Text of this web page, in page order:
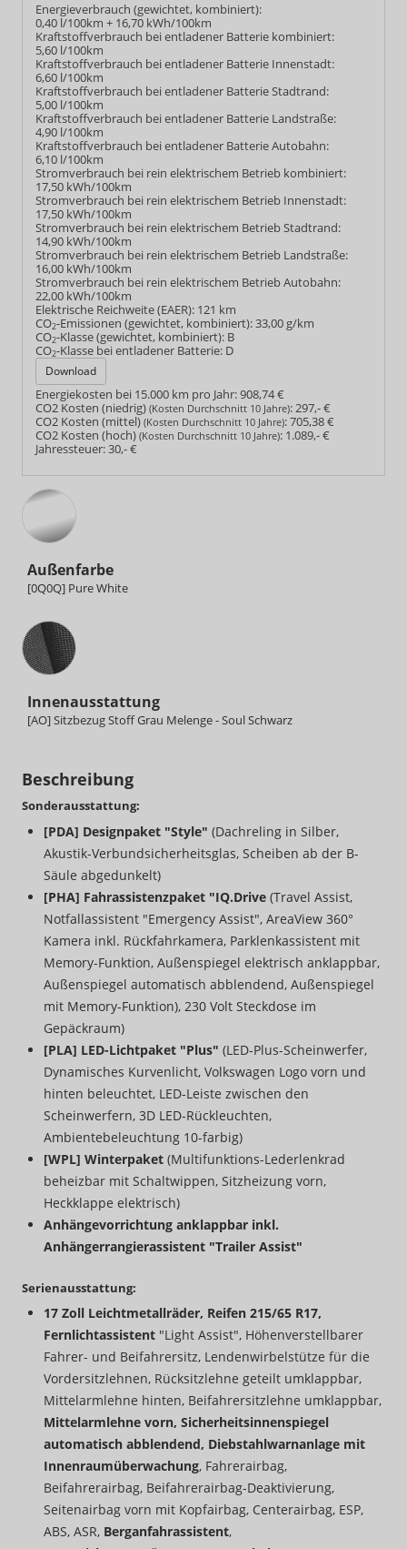
Energieverbrauch (gewichtet, kombiniert):
0,40 l/100km + 16,70 kWh/100km
Kraftstoffverbrauch bei entladener Batterie kombiniert:
5,60 l/100km
Kraftstoffverbrauch bei entladener Batterie Innenstadt:
6,60 l/100km
Kraftstoffverbrauch bei entladener Batterie Stadtrand:
5,00 l/100km
Kraftstoffverbrauch bei entladener Batterie Landstraße:
4,90 l/100km
Kraftstoffverbrauch bei entladener Batterie Autobahn:
6,10 l/100km
Stromverbrauch bei rein elektrischem Betrieb kombiniert:
17,50 kWh/100km
Stromverbrauch bei rein elektrischem Betrieb Innenstadt:
17,50 kWh/100km
Stromverbrauch bei rein elektrischem Betrieb Stadtrand:
14,90 kWh/100km
Stromverbrauch bei rein elektrischem Betrieb Landstraße:
16,00 kWh/100km
Stromverbrauch bei rein elektrischem Betrieb Autobahn:
22,00 kWh/100km
Elektrische Reichweite (EAER): 121 km
CO2-Emissionen (gewichtet, kombiniert):33,00 g/km
CO2-Klasse (gewichtet, kombiniert): B
CO2-Klasse bei entladener Batterie: D
Download
Energiekosten bei 15.000 km pro Jahr:908,74 €
CO2 Kosten (niedrig) (Kosten Durchschnitt 10 Jahre):297,- €
CO2 Kosten (mittel) (Kosten Durchschnitt 10 Jahre):705,38 €
CO2 Kosten (hoch) (Kosten Durchschnitt 10 Jahre): 1.089,- €
Jahressteuer:30,- €
Außenfarbe
[0Q0Q] Pure White
Innenausstattung
Innenausstattung
[AO] Sitzbezug Stoff Grau Melenge - Soul Schwarz
Beschreibung
Sonderausstattung:
[PDA] Designpaket "Style" (Dachreling in Silber,
Akustik-Verbundsicherheitsglas, Scheiben ab der B-
Säule abgedunkelt)
[PHA] Fahrassistenzpaket "IQ.Drive (Travel Assist,
Notfallassistent "Emergency Assist", AreaView 360°
Kamera inkl. Rückfahrkamera, Parklenkassistent mit
Memory-Funktion, Außenspiegel elektrisch anklappbar,
Außenspiegel automatisch abblendend, Außenspiegel
mit Memory-Funktion), 230 Volt Steckdose im
Gepäckraum)
[PLA] LED-Lichtpaket "Plus" (LED-Plus-Scheinwerfer,
Dynamisches Kurvenlicht, Volkswagen Logo vorn und
hinten beleuchtet, LED-Leiste zwischen den
Scheinwerfern, 3D LED-Rückleuchten,
Ambientebeleuchtung 10-farbig)
[WPL] Winterpaket (Multifunktions-Lederlenkrad
beheizbar mit Schaltwippen, Sitzheizung vorn,
Heckklappe elektrisch)
Anhängevorrichtung anklappbar inkl.
Anhängerrangierassistent "Trailer Assist"
Serienausstattung:
17 Zoll Leichtmetallräder, Reifen 215/65 R17,
Fernlichtassistent "Light Assist", Höhenverstellbarer
Fahrer- und Beifahrersitz, Lendenwirbelstütze für die
Vordersitzlehnen, Rücksitzlehne geteilt umklappbar,
Mittelarmlehne hinten, Beifahrersitzlehne umklappbar,
Mittelarmlehne vorn, Sicherheitsinnenspiegel
automatisch abblendend, Diebstahlwarnanlage mit
Innenraumüberwachung, Fahrerairbag,
Beifahrerairbag, Beifahrerairbag-Deaktivierung,
Seitenairbag vorn mit Kopfairbag, Centerairbag, ESP,
ABS, ASR, Berganfahrassistent,